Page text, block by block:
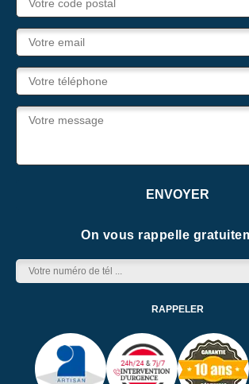
On vous rappelle